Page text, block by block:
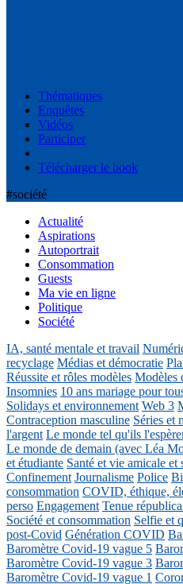
Thématiques
Enquêtes
Vidéos
Participer
Télécharger le book
#société
Actualité
Aspirations
Autoportrait
Consommation
Guests
Ma vie en ligne
Politique
Société
IA, santé mentale et travail
recyclage Médias et démocratie
Réussite et rôles modèles Modèles
Insomnies 10 ans mariage pour
Solidays et environnement Web 3
Contraception masculine Séries et
l'argent Le monde tel qu'ils
Le monde de demain (avec Léa
et étudiante Santé et vie amicale et
Confinement Journalisme Police
consommation COVID, éthique,
perso Engagement Tenue
Société et consommation Selfie et
post-Covid Génération COVID
Baromètre Covid-19 vague 5
Baromètre Covid-19 vague 3
Baromètre Covid-19 vague 1